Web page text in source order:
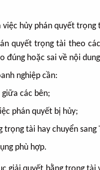
hủy phán quyết
quyết trọng tài theo
đúng hoặc sai về nội
nghiệp cần:
các bên;
phán quyết bị hủy;
tài hay chuyển sang
phù hợp.